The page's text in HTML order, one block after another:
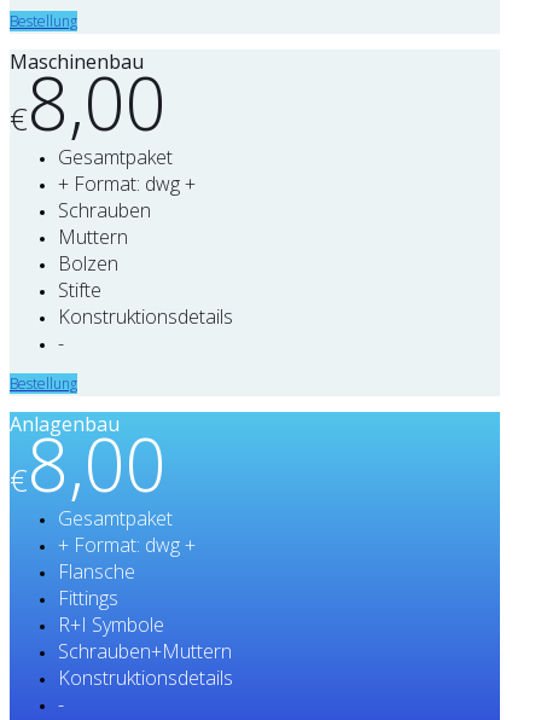
Bestellung
Maschinenbau
€8,00
Gesamtpaket
+ Format: dwg +
Schrauben
Muttern
Bolzen
Stifte
Konstruktionsdetails
-
Bestellung
Anlagenbau
€8,00
Gesamtpaket
+ Format: dwg +
Flansche
Fittings
R+I Symbole
Schrauben+Muttern
Konstruktionsdetails
-